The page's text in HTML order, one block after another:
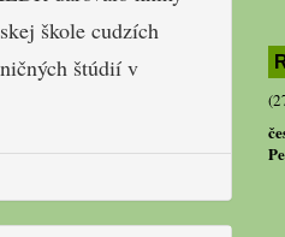
škole cudzích
štúdií v